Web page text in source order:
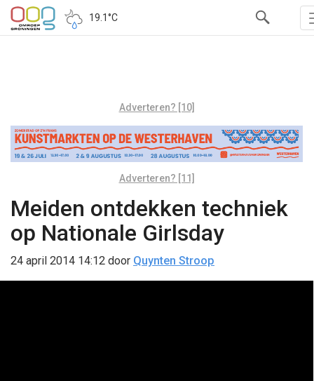
19.1°C
Adverteren? [10]
Adverteren? [11]
Meiden ontdekken techniek
op Nationale Girlsday
24 april 2014 14:12 door Quynten Stroop